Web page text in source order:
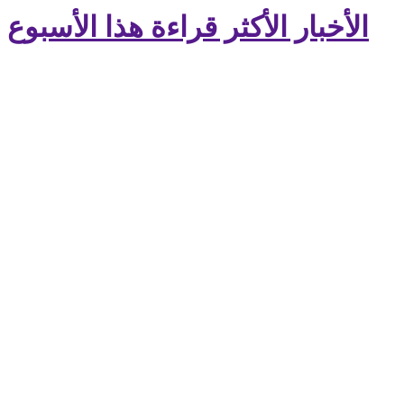
الأخبار الأكثر قراءة هذا الأسبوع